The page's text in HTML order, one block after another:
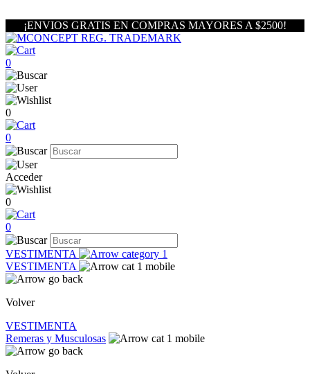
¡ENVIOS GRATIS EN COMPRAS MAYORES A $2500!
0
0
0
Acceder
0
0
VESTIMENTA
VESTIMENTA
Volver
VESTIMENTA
Remeras y Musculosas